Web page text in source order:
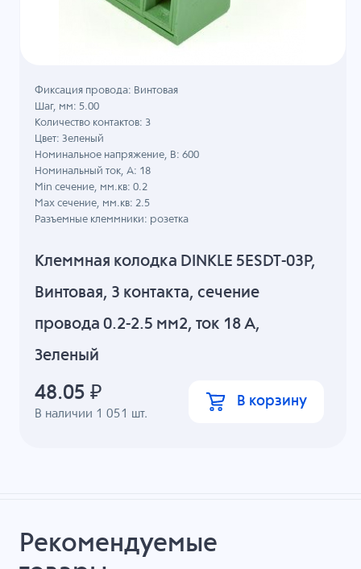
Клеммная колодка DINKLE 5ESDT-03P,
Винтовая, 3 контакта, сечение
провода 0.2-2.5 мм2, ток 18 A,
Зеленый
В наличии 1 051 шт.
Фиксация провода: Винтовая
Шаг, мм: 5.00
Количество контактов: 3
Цвет: Зеленый
Номинальное напряжение, B: 600
Номинальный ток, А: 18
Min сечение, мм.кв: 0.2
Max сечение, мм.кв: 2.5
Разъемные клеммники: розетка
48.05 ₽ В корзину
Рекомендуемые